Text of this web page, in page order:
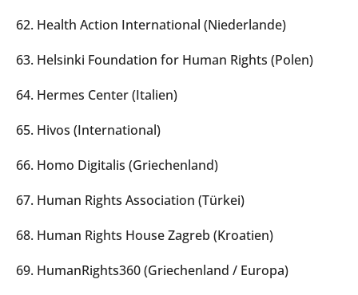
62. Health Action International (Niederlande)
63. Helsinki Foundation for Human Rights (Polen)
64. Hermes Center (Italien)
65. Hivos (International)
66. Homo Digitalis (Griechenland)
67. Human Rights Association (Türkei)
68. Human Rights House Zagreb (Kroatien)
69. HumanRights360 (Griechenland / Europa)